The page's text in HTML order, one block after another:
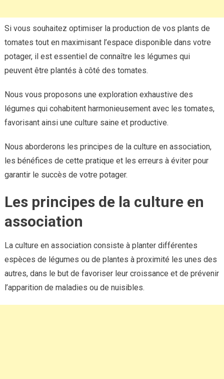
Si vous souhaitez optimiser la production de vos plants de
tomates tout en maximisant l’espace disponible dans votre
potager, il est essentiel de connaître les légumes qui
peuvent être plantés à côté des tomates.
Nous vous proposons une exploration exhaustive des
légumes qui cohabitent harmonieusement avec les tomates,
favorisant ainsi une culture saine et productive.
Nous aborderons les principes de la culture en association,
les bénéfices de cette pratique et les erreurs à éviter pour
garantir le succès de votre potager.
Les principes de la culture en
association
La culture en association consiste à planter différentes
espèces de légumes ou de plantes à proximité les unes des
autres, dans le but de favoriser leur croissance et de prévenir
l’apparition de maladies ou de nuisibles.